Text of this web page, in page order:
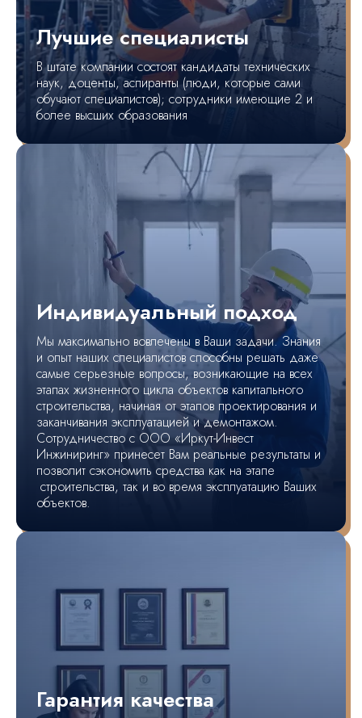
Лучшие специалисты
В штате компании состоят кандидаты технических
наук, доценты, аспиранты (люди, которые сами
обучают специалистов); сотрудники имеющие 2 и
более высших образования
Индивидуальный подход
Мы максимально вовлечены в Ваши задачи. Знания
и опыт наших специалистов способны решать даже
самые серьезные вопросы, возникающие на всех
этапах жизненного цикла объектов капитального
строительства, начиная от этапов проектирования и
заканчивания эксплуатацией и демонтажом.
Сотрудничество с ООО «Иркут-Инвест
Инжиниринг» принесет Вам реальные результаты и
позволит сэкономить средства как на этапе
строительства, так и во время эксплуатацию Ваших
объектов.
Гарантия качества